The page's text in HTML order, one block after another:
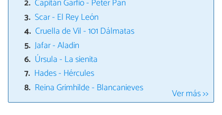
Capitán Garfio - Peter Pan
Scar - El Rey León
Cruella de Vil - 101 Dálmatas
Jafar - Aladin
Úrsula - La sienita
Hades - Hércules
Reina Grimhilde - Blancanieves
Ver más >>